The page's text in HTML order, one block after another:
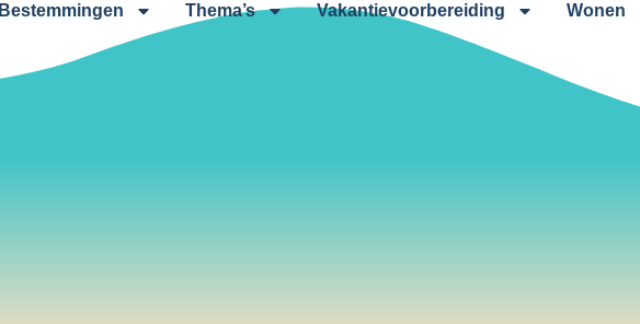
Bestemmingen Thema’s Vakantievoorbereiding Wonen